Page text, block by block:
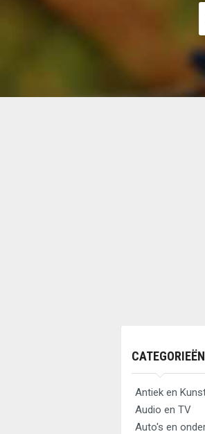
CATEGORIEËN
Antiek en
Audio en TV
Auto's en